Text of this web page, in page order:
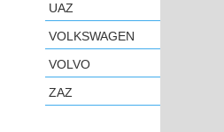
UAZ
VOLKSWAGEN
VOLVO
ZAZ